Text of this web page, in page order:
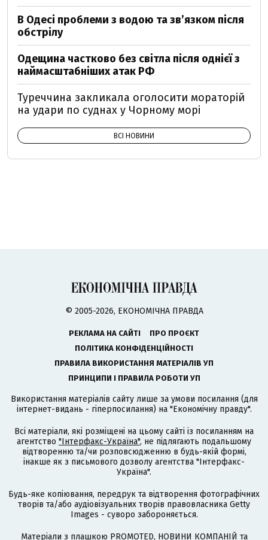
В Одесі проблеми з водою та звʼязком після
обстрілу
Одещина частково без світла після однієї з
наймасштабніших атак РФ
Туреччина закликала оголосити мораторій
на удари по суднах у Чорному морі
ВСІ НОВИНИ
© 2005-2026, ЕКОНОМІЧНА ПРАВДА
РЕКЛАМА НА САЙТІ
ПРО ПРОЄКТ
ПОЛІТИКА КОНФІДЕНЦІЙНОСТІ
ПРАВИЛА ВИКОРИСТАННЯ МАТЕРІАЛІВ УП
ПРИНЦИПИ І ПРАВИЛА РОБОТИ УП
Використання матеріалів сайту лише за умови посилання (для
інтернет-видань - гіперпосилання) на "Економічну правду".
Всі матеріали, які розміщені на цьому сайті із посиланням на
агентство "Інтерфакс-Україна", не підлягають подальшому
відтворенню та/чи розповсюдженню в будь-якій формі,
інакше як з письмового дозволу агентства "Інтерфакс-
Україна".
Будь-яке копіювання, передрук та відтворення фотографічних
творів та/або аудіовізуальних творів правовласника Getty
Images - суворо забороняється.
Матеріали з плашкою PROMOTED, НОВИНИ КОМПАНІЙ та